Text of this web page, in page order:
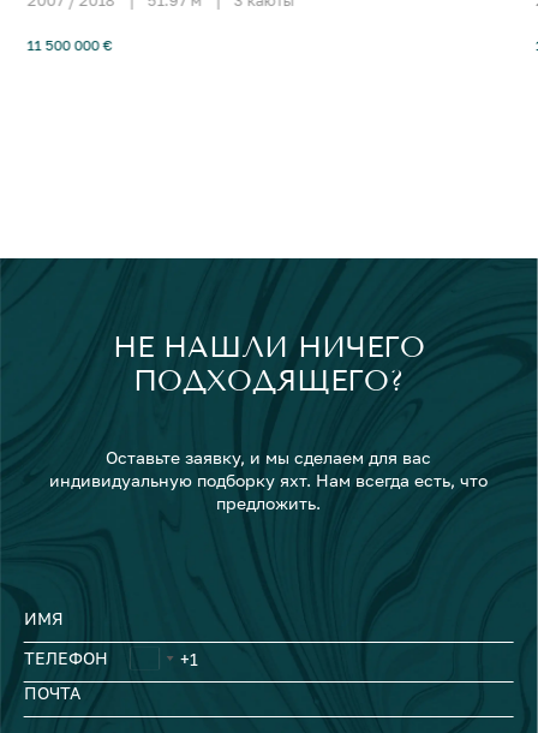
11 500 000 €
НЕ НАШЛИ НИЧЕГО
ПОДХОДЯЩЕГО?
Оставьте заявку, и мы сделаем для вас
индивидуальную подборку яхт. Нам всегда есть, что
предложить.
ИМЯ
ТЕЛЕФОН
ПОЧТА